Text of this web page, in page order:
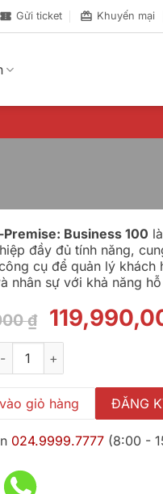
Gửi ticket Khuyến mại
Business 100
đầy đủ tính năng,
cụ để quản lý khách
nhân sự với khả năng
₫
Giá
gốc
là:
giỏ hàng ĐĂNG
024.9999.7777(8:00 -